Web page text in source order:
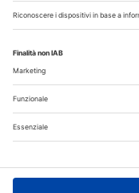
Chi Siamo
Contatti
Note Legali
Privacy
©2026 Edra S.p.a |
20134 Milano (Italy)